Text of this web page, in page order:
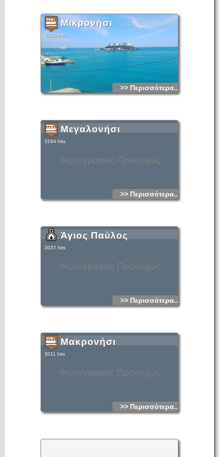
Μικρονήσι
3313 hits
>> Περισσότερα...
Φωτογραφίες Προσεχώς
Μεγαλονήσι
3194 hits
>> Περισσότερα...
Φωτογραφίες Προσεχώς
Άγιος Παύλος
3037 hits
>> Περισσότερα...
Φωτογραφίες Προσεχώς
Μακρονήσι
3011 hits
>> Περισσότερα...